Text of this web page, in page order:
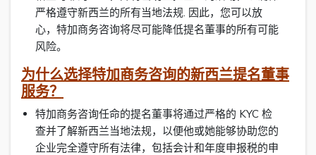
严格遵守新西兰的所有当地法规. 因此，您可以放
心，特加商务咨询将尽可能降低提名董事的所有可能
风险。
为什么选择特加商务咨询的新西兰提名董事
服务？
特加商务咨询任命的提名董事将通过严格的 KYC 检
查并了解新西兰当地法规，以便他或她能够协助您的
企业完全遵守所有法律，包括会计和年度申报税的申